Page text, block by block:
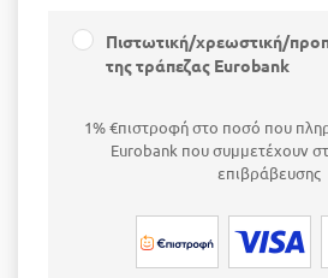
Πιστωτική/χρεωστική/
της τράπεζας Eurobank
1% €πιστροφή στο ποσό που
Eurobank που συμμετέχουν
επιβράβευσης